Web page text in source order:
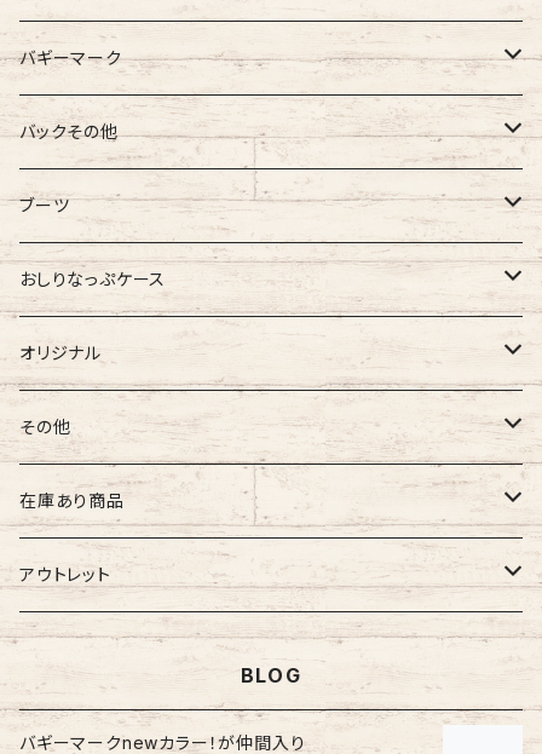
バギーマーク
バギーマーク
バギーマーク
吸盤付バギーマーク
バギーマークミニ
両面マークいり
バギーマークミニ
吸盤バギーマーク
バギーマークミニ
両面バギーマーク
オリジナル
ぷちまる
みにまる
バギーマークプチ
バギーマークプチ ボールチェーン
バギーマークプチ ストラップ
オリジナル
くるくるぷち
吸盤バギーマーク
バギーマークミニ
バギーマークプチ
吸盤バギーマーク
バギーマークナノ
オリジナル
ネズミ
くま
にゃん
オリジナル
バギーマーク
バギーマークプチ
バギーマークミニ
ステッカー
車用バキーマーク
バギーマークくるくるプチ
バックその他
バギーポケット
バギーポケット レギュラー
バギーポケット 大
チャーム
バギーチャーム
イニシャルチャーム
診察ファイルバック
ブーツ
オリジナル
Sサイズ
Mサイズ
Lサイズ
XXLサイズ
オプションリボン
ブーツ
Sサイズ
XXLサイズ
Mサイズ
Lサイズ
XLサイズ
おしりなっぷケース
おしりナップケース 縦型
おしりナップケース 横型
オリジナル
バギーマーク
バギーマークレギュラーサイズ
バギーマークミニ
バギーマークナノ
バギーマークプチ
おしりナップケース
縦型ストラップ
横型ストラップ
その他
イニシャルチャーム
バッグその他
バギーポケット
吸盤バギーマーク
その他
ネームホルダー
nanoまる
chibi
在庫あり商品
バギーマーク
ミニサイズ
レギュラーサイズ
ティッシュケース
リメイク品
ブーツ
アウトレット
バギーマーク
BLOG
バギーマークnewカラー！が仲間入り